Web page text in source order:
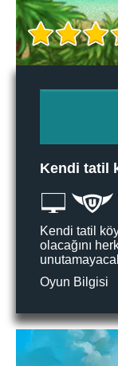
Kendi tatil
Kendi tatil
olacağını
Oyun Bilgisi